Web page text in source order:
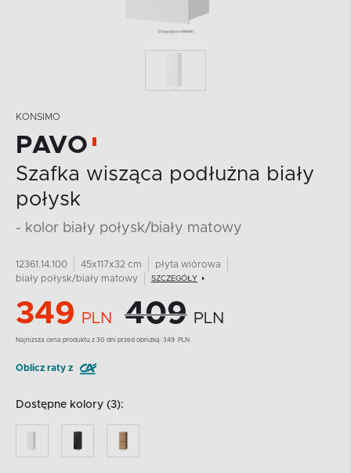
KONSIMO
PAVO
Szafka wisząca podłużna biały
połysk
- kolor biały połysk/biały matowy
12361.14.100 45x117x32 cm
płyta wiórowa
biały połysk/biały matowy
SZCZEGÓŁY
349 PLN 409 PLN
Najnizsza cena produktu z 30 dni przed obniżką: 349 PLN
Oblicz raty z
Dostępne kolory (3):